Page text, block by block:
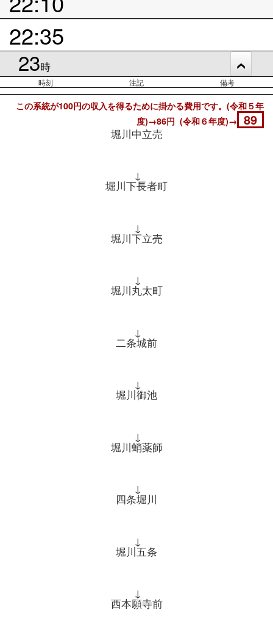
22:35
23時
時刻 注記 備考
この系統が100円の収入を得るために掛かる費用です。(令和５年
度)→86円 (令和６年度)→ 89
堀川中立売
↓
堀川下長者町
↓
堀川下立売
↓
堀川丸太町
↓
二条城前
↓
堀川御池
↓
堀川蛸薬師
↓
四条堀川
↓
堀川五条
↓
西本願寺前